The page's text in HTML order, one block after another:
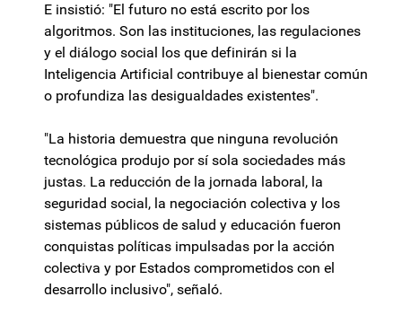
E insistió: "El futuro no está escrito por los
algoritmos. Son las instituciones, las regulaciones
y el diálogo social los que definirán si la
Inteligencia Artificial contribuye al bienestar común
o profundiza las desigualdades existentes".
"La historia demuestra que ninguna revolución
tecnológica produjo por sí sola sociedades más
justas. La reducción de la jornada laboral, la
seguridad social, la negociación colectiva y los
sistemas públicos de salud y educación fueron
conquistas políticas impulsadas por la acción
colectiva y por Estados comprometidos con el
desarrollo inclusivo", señaló.